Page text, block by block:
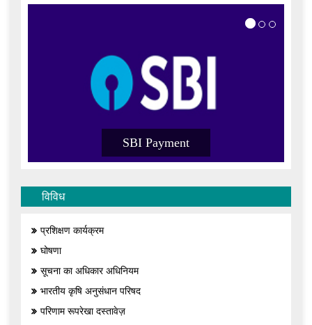
SBI Payment
विविध
प्रशिक्षण कार्यक्रम
घोषणा
सूचना का अधिकार अधिनियम
भारतीय कृषि अनुसंधान परिषद
परिणाम रूपरेखा दस्तावेज़